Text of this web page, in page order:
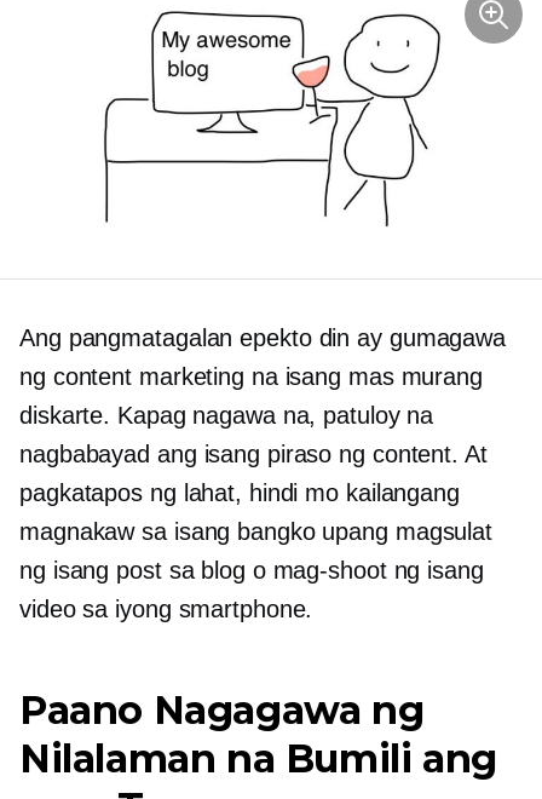
Ang pangmatagalan epekto din ay gumagawa
ng content marketing na isang mas murang
diskarte. Kapag nagawa na, patuloy na
nagbabayad ang isang piraso ng content. At
pagkatapos ng lahat, hindi mo kailangang
magnakaw sa isang bangko upang magsulat
ng isang post sa blog o mag-shoot ng isang
video sa iyong smartphone.
Paano Nagagawa ng
Nilalaman na Bumili ang